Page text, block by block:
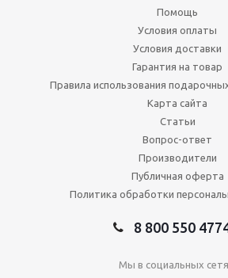
Помощь
Условия оплаты
Условия доставки
Гарантия на товар
Правила использования
Карта сайта
Статьи
Вопрос-ответ
Производители
Публичная оферта
Политика обработки
8 800 550
Мы в социальных